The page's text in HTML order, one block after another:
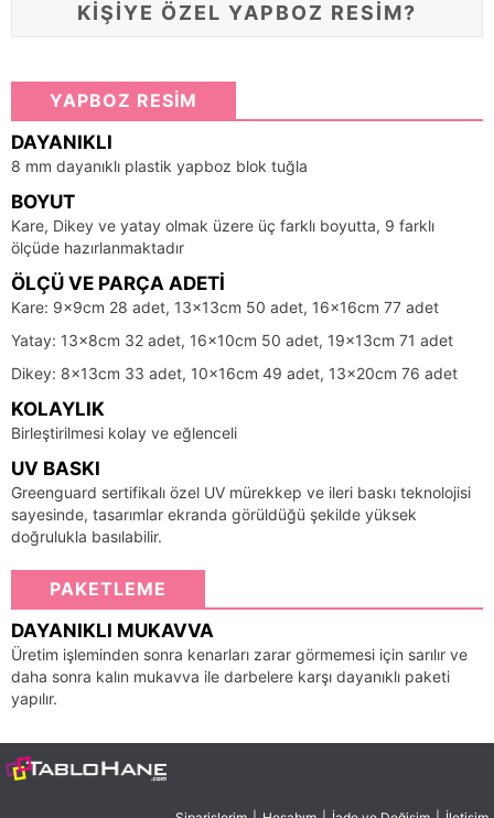
KİŞİYE ÖZEL YAPBOZ RESİM?
YAPBOZ RESİM
DAYANIKLI
8 mm dayanıklı plastik yapboz blok tuğla
BOYUT
Kare, Dikey ve yatay olmak üzere üç farklı boyutta, 9 farklı
ölçüde hazırlanmaktadır
ÖLÇÜ VE PARÇA ADETI
Kare: 9x9cm 28 adet, 13x13cm 50 adet, 16x16cm 77 adet
Yatay: 13x8cm 32 adet, 16x10cm 50 adet, 19x13cm 71 adet
Dikey: 8x13cm 33 adet, 10x16cm 49 adet, 13x20cm 76 adet
KOLAYLIK
Birleştirilmesi kolay ve eğlenceli
UV BASKI
Greenguard sertifikalı özel UV mürekkep ve ileri baskı teknolojisi
sayesinde, tasarımlar ekranda görüldüğü şekilde yüksek
doğrulukla basılabilir.
PAKETLEME
DAYANIKLI MUKAVVA
Üretim işleminden sonra kenarları zarar görmemesi için sarılır ve
daha sonra kalın mukavva ile darbelere karşı dayanıklı paketi
yapılır.